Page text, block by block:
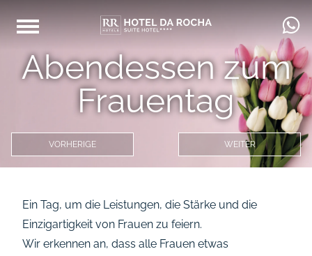
Abendessen zum
Frauentag
VORHERIGE WEITER
Ein Tag, um die Leistungen, die Stärke und die
Einzigartigkeit von Frauen zu feiern.
Wir erkennen an, dass alle Frauen etwas